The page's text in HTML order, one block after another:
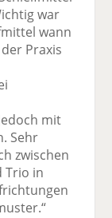
war
wann
Praxis
mit
Sehr
zwischen
Trio in